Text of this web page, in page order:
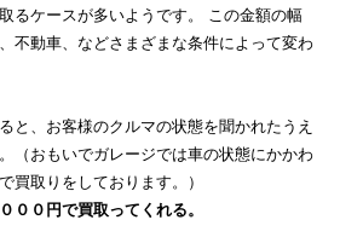
るケースが多いようです。 この金額の幅
不動車、などさまざまな条件によって変わ
と、お客様のクルマの状態を聞かれたうえ
（おもいでガレージでは車の状態にかかわ
買取りをしております。）
０円で買取ってくれる。